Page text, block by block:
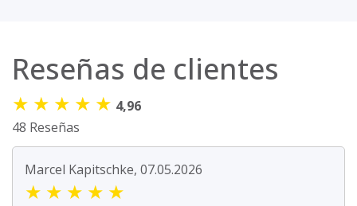
Reseñas de clientes
★ ★ ★ ★ ★ 4,96
48 Reseñas
Marcel Kapitschke, 07.05.2026
★ ★ ★ ★ ★